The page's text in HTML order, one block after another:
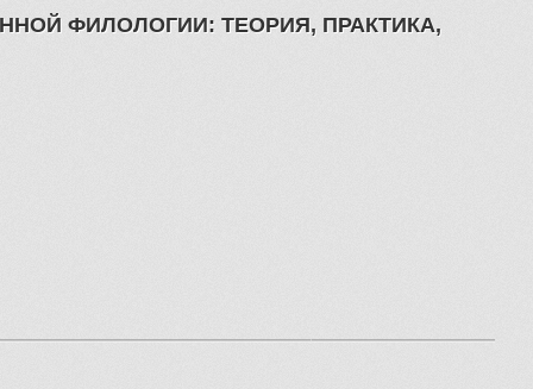
ФИЛОЛОГИИ: ТЕОРИЯ, ПРАКТИКА,